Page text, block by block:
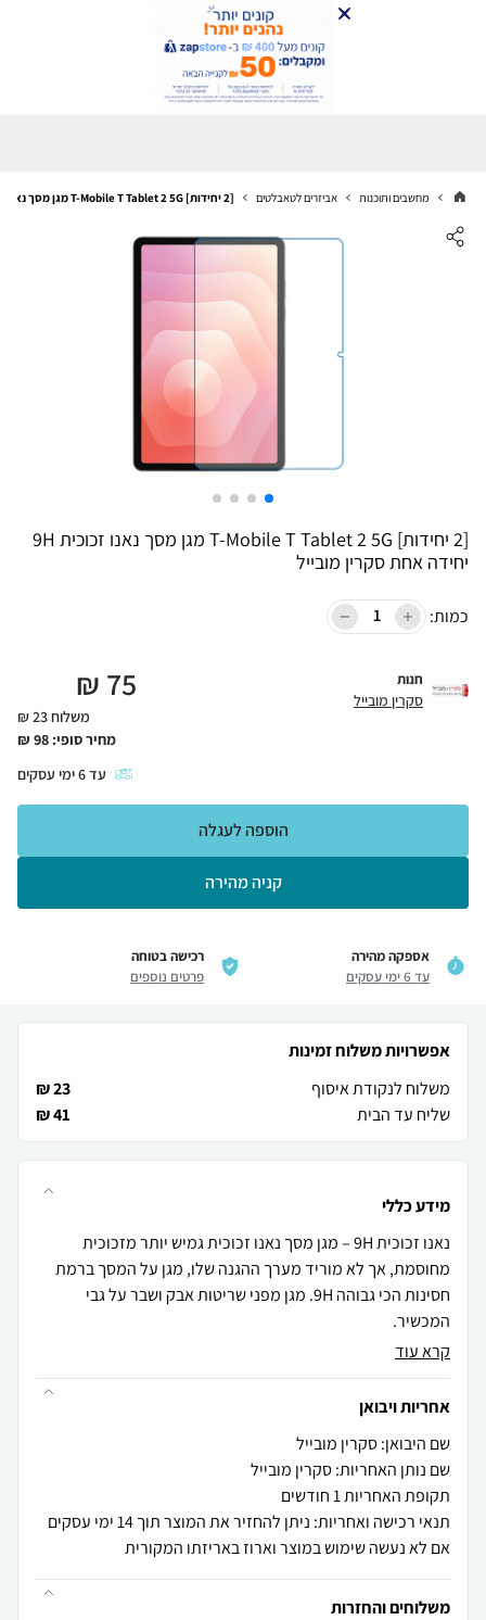
מחשבים ותוכנות אביזרים לטאבלטים [2 יחידות] T-Mobile T Tablet 2 5G מגן מסך נאנו זכוכית 9H יחידה אחת סקרין מובייל
[2 יחידות] T-Mobile T Tablet 2 5G מגן מסך נאנו זכוכית 9H
יחידה אחת סקרין מובייל
כמות:
חנות
סקרין מובייל 75
₪
משלוח 23 ₪
מחיר סופי: 98
₪
עד6ימי עסקים
קניה מהירה
הוספה לעגלה
אספקה מהירה
עד 6 ימי עסקים
רכישה בטוחה
פרטים נוספים
אפשרויות משלוח זמינות
משלוח לנקודת איסוף
23 ₪
שליח עד הבית
41 ₪
מידע כללי
נאנו זכוכית 9H – מגן מסך נאנו זכוכית גמיש יותר מזכוכית
מחוסמת, אך לא מוריד מערך ההגנה שלו, מגן על המסך ברמת
חסינות הכי גבוהה 9H. מגן מפני שריטות אבק ושבר על גבי
המכשיר.
קרא עוד
אחריות ויבואן
שם היבואן: סקרין מובייל
שם נותן האחריות: סקרין מובייל
תקופת האחריות 1 חודשים
תנאי רכישה ואחריות: ניתן להחזיר את המוצר תוך 14 ימי עסקים
אם לא נעשה שימוש במוצר וארוז באריזתו המקורית
משלוחים והחזרות